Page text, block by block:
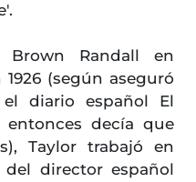
Brown Randall en
1926 (según aseguró
diario español El
entonces decía que
Taylor trabajó en
director español